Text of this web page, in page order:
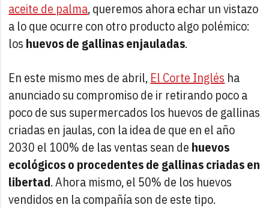
aceite de palma, queremos ahora echar un vistazo
a lo que ocurre con otro producto algo polémico:
los huevos de gallinas enjauladas.
En este mismo mes de abril, El Corte Inglés ha
anunciado su compromiso de ir retirando poco a
poco de sus supermercados los huevos de gallinas
criadas en jaulas, con la idea de que en el año
2030 el 100% de las ventas sean de huevos
ecológicos o procedentes de gallinas criadas en
libertad. Ahora mismo, el 50% de los huevos
vendidos en la compañía son de este tipo.